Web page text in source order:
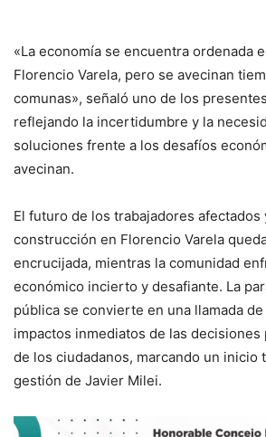
«La economía se encuentra ordenada
Florencio Varela, pero se avecinan
comunas», señaló uno de los
reflejando la incertidumbre y la
soluciones frente a los desafíos
avecinan.
El futuro de los trabajadores
construcción en Florencio Varela
encrucijada, mientras la comunidad
económico incierto y desafiante. La
pública se convierte en una llamada
impactos inmediatos de las decisiones
de los ciudadanos, marcando un inicio
gestión de Javier Milei.